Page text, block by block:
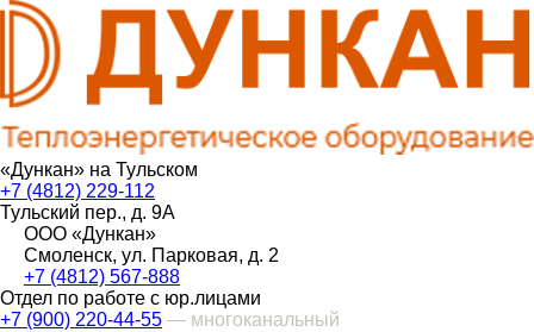
«Дункан» на Тульском
+7 (4812) 229-112
Тульский пер., д. 9А
ООО «Дункан»
Смоленск, ул. Парковая, д. 2
+7 (4812) 567-888
Отдел по работе с юр.лицами
+7 (900) 220-44-55 — многоканальный